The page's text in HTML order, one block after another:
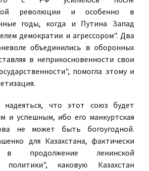
революции и особенно в
годы, когда и Путина Запад
демократии и агрессором". Два
объединились в оборонных
в неприкосновенности свои
помогла этому и
надеяться, что этот союз будет
и успешным, ибо его манкуртская
не может быть богоугодной.
для Казахстана, фактически
в продолжение ленинской
политики", каковую Казахстан